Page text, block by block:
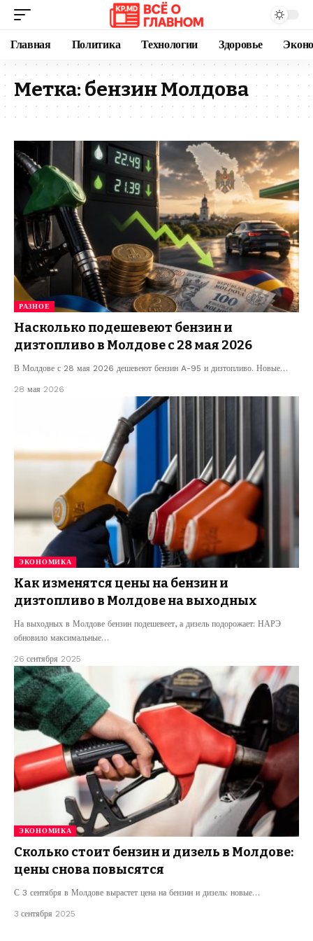
Главная Политика Технологии Здоровье
Метка: бензин Молдова
РАЗНОЕ
Насколько подешевеют бензин и
дизтопливо в Молдове с 28 мая 2026
В Молдове с 28 мая 2026 дешевеют бензин A-95 и дизтопливо. Новые…
28 мая 2026
ЭКОНОМИКА
Как изменятся цены на бензин и
дизтопливо в Молдове на выходных
На выходных в Молдове бензин подешевеет, а дизель подорожает: НАРЭ
обновило максимальные…
26 сентября 2025
ЭКОНОМИКА
Сколько стоит бензин и дизель в Молдове:
цены снова повысятся
С 3 сентября в Молдове вырастет цена на бензин и дизель: новые…
3 сентября 2025